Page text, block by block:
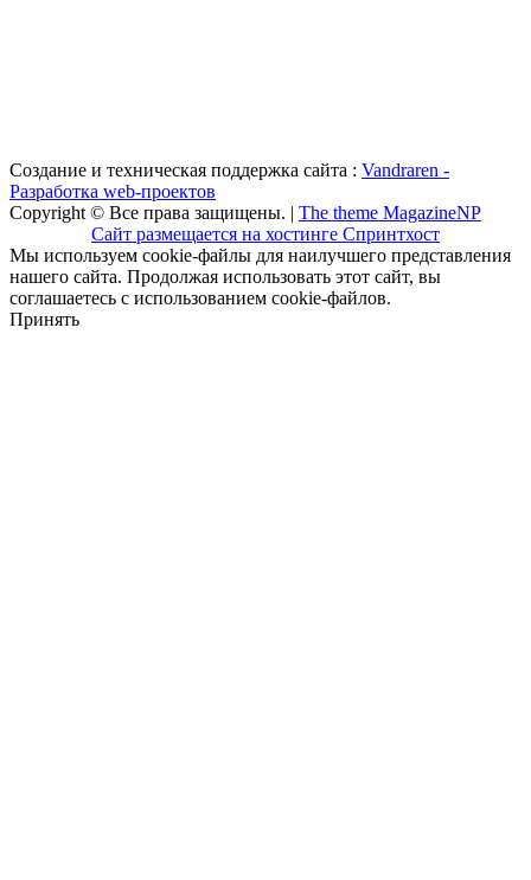
Создание и техническая поддержка сайта : Vandraren -
Разработка web-проектов
Copyright © Все права защищены. | The theme MagazineNP
Сайт размещается на хостинге Спринтхост
Мы используем cookie-файлы для наилучшего представления
нашего сайта. Продолжая использовать этот сайт, вы
соглашаетесь с использованием cookie-файлов.
Принять